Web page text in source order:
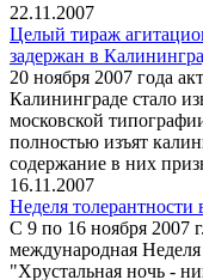
22.11.2007
Целый тираж
задержан в
20 ноября 2007 года
Калининграде стало
московской
полностью изъят
содержание в них
16.11.2007
Неделя толерантности
С 9 по 16 ноября 2007
международная
"Хрустальная ночь -